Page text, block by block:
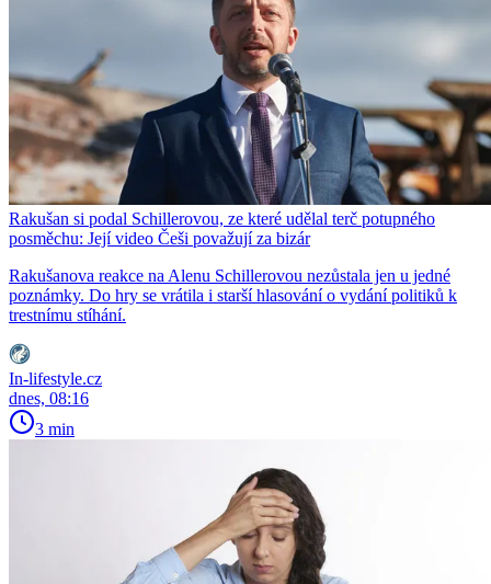
Rakušan si podal Schillerovou, ze které udělal terč potupného
posměchu: Její video Češi považují za bizár
Rakušanova reakce na Alenu Schillerovou nezůstala jen u jedné
poznámky. Do hry se vrátila i starší hlasování o vydání politiků k
trestnímu stíhání.
In-lifestyle.cz
dnes, 08:16
3 min